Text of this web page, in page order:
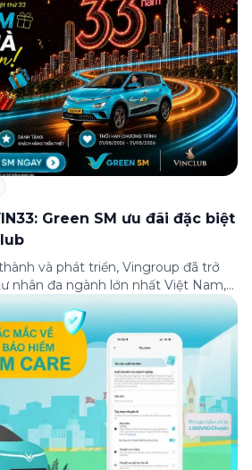
Green SM ưu đãi đặc biệt
và phát triển, Vingroup đã trở
nhân đa ngành lớn nhất Việt Nam,
lớn nhất Đông Nam Á theo bảng
(Mỹ). Nhân kỷ niệm 33 năm
8/8/2026), Green SM trân […]